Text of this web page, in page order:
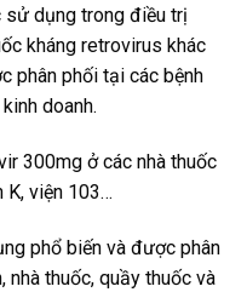
dụng trong điều trị
kháng retrovirus khác
phân phối tại các bệnh
doanh.
300mg ở các nhà thuốc
K, viện 103…
phổ biến và được phân
nhà thuốc, quầy thuốc và